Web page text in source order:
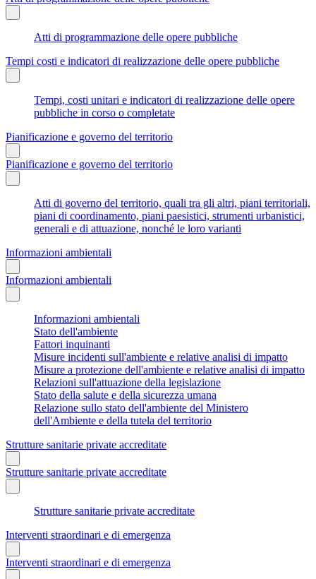
Atti di programmazione delle opere pubbliche
Tempi costi e indicatori di realizzazione delle opere pubbliche
Tempi, costi unitari e indicatori di realizzazione delle opere
pubbliche in corso o completate
Pianificazione e governo del territorio
Pianificazione e governo del territorio
Atti di governo del territorio, quali tra gli altri, piani territoriali,
piani di coordinamento, piani paesistici, strumenti urbanistici,
generali e di attuazione, nonché le loro varianti
Informazioni ambientali
Informazioni ambientali
Informazioni ambientali
Stato dell'ambiente
Fattori inquinanti
Misure incidenti sull'ambiente e relative analisi di impatto
Misure a protezione dell'ambiente e relative analisi di impatto
Relazioni sull'attuazione della legislazione
Stato della salute e della sicurezza umana
Relazione sullo stato dell'ambiente del Ministero
dell'Ambiente e della tutela del territorio
Strutture sanitarie private accreditate
Strutture sanitarie private accreditate
Strutture sanitarie private accreditate
Interventi straordinari e di emergenza
Interventi straordinari e di emergenza